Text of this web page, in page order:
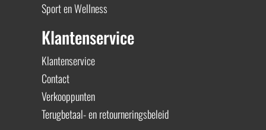
Sport en Wellness
Klantenservice
Klantenservice
Contact
Verkooppunten
Terugbetaal- en retourneringsbeleid